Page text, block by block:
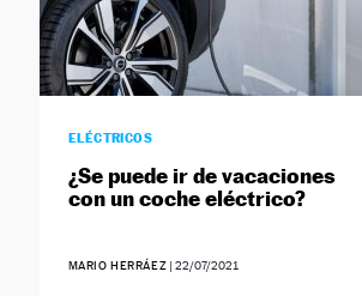
ELÉCTRICOS
¿Se puede ir de vacaciones
con un coche eléctrico?
MARIO HERRÁEZ |22/07/2021